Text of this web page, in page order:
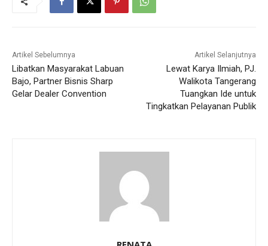
Artikel Sebelumnya
Libatkan Masyarakat Labuan
Bajo, Partner Bisnis Sharp
Gelar Dealer Convention
Artikel Selanjutnya
Lewat Karya Ilmiah, PJ.
Walikota Tangerang
Tuangkan Ide untuk
Tingkatkan Pelayanan Publik